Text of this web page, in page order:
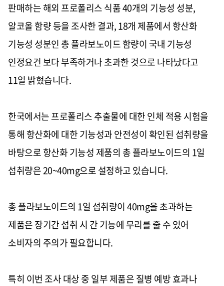
판매하는 해외 프로폴리스 식품40개의 기능성 성분,
알코올 함량 등을 조사한 결과, 18개 제품에서 항산화
기능성 성분인 총 플라보노이드 함량이 국내 기능성
인정요건 보다 부족하거나 초과한 것으로 나타났다고
11일 밝혔습니다.
한국에서는 프로폴리스 추출물에 대한 인체 적용 시험을
통해 항산화에 대한 기능성과 안전성이 확인된 섭취량을
바탕으로 항산화 기능성 제품의 총 플라보노이드의 1일
섭취량은20~40mg으로 설정하고 있습니다.
총 플라보노이드의 1일 섭취량이40mg을 초과하는
제품은 장기간 섭취 시 간 기능에 무리를 줄 수 있어
소비자의 주의가 필요합니다.
특히 이번 조사 대상 중 일부 제품은 질병 예방 효과나